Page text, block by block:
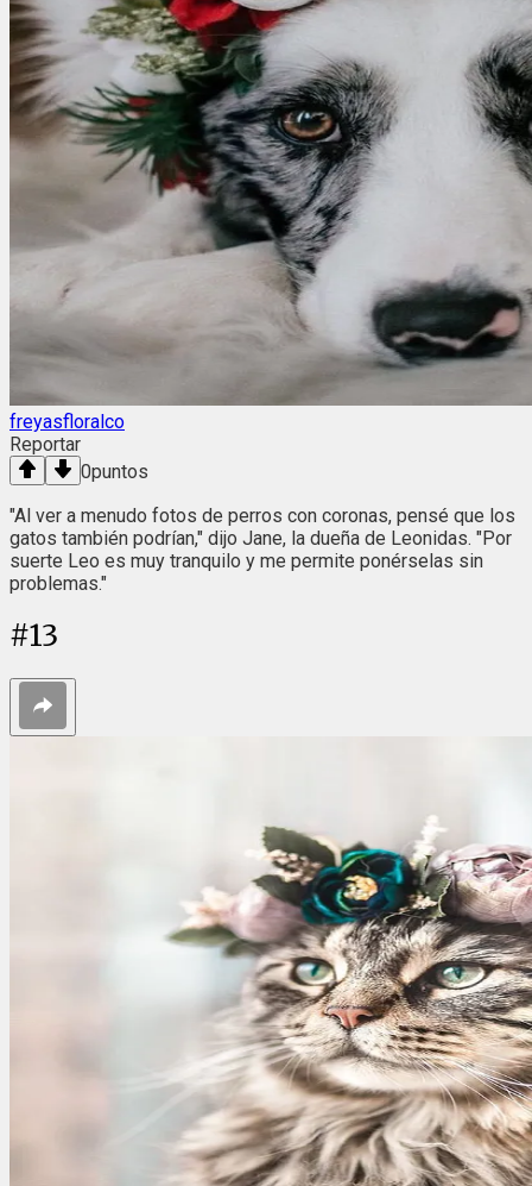
freyasfloralco
Reportar
0puntos
"Al ver a menudo fotos de perros con coronas, pensé que los
gatos también podrían," dijo Jane, la dueña de Leonidas. "Por
suerte Leo es muy tranquilo y me permite ponérselas sin
problemas."
#13